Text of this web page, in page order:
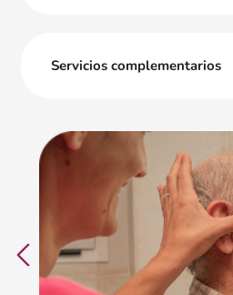
Servicios complementarios